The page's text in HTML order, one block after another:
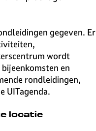
gegeven. Er
wordt
en
rondleidingen,
UITagenda.
locatie